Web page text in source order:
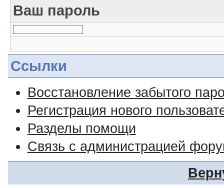
Ваш пароль
Ссылки
Восстановление забытого
Регистрация нового
Разделы помощи
Связь с администрацией